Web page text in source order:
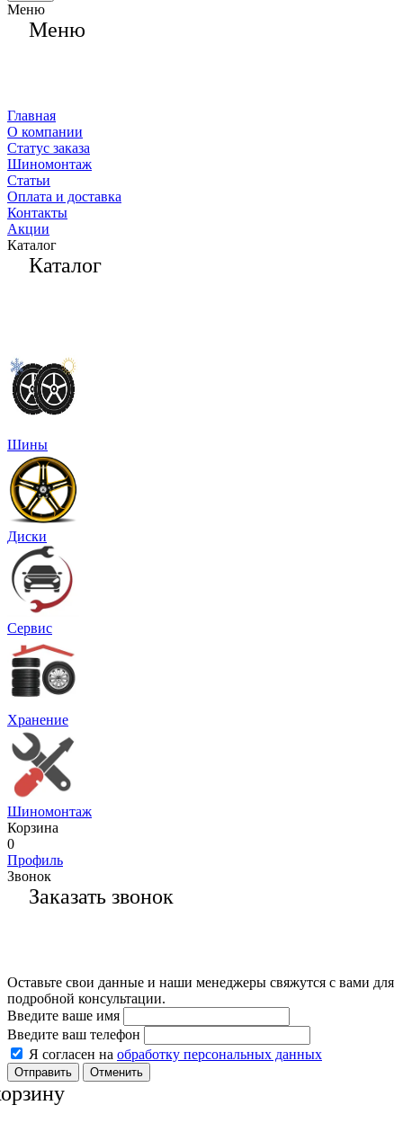
Меню
Меню
Главная
О компании
Статус заказа
Шиномонтаж
Статьи
Оплата и доставка
Контакты
Акции
Каталог
Каталог
Шины
Диски
Сервис
Хранение
Шиномонтаж
Корзина
0
Профиль
Звонок
Заказать звонок
Оставьте свои данные и наши менеджеры свяжутся с вами для
подробной консультации.
Введите ваше имя
Введите ваш телефон
Я согласен на обработку персональных данных
Отменить